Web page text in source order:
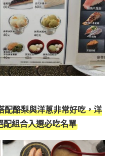
配酪梨與洋蔥非常好吃，洋
配組合入選必吃名單